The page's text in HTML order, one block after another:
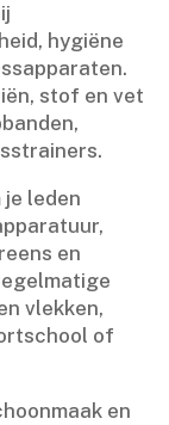
hygiëne
stof en vet
leden
en
vlekken,
of
en